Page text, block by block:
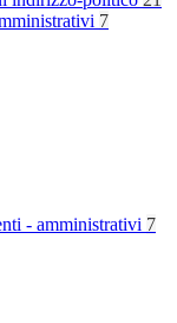
7
- amministrativi 7